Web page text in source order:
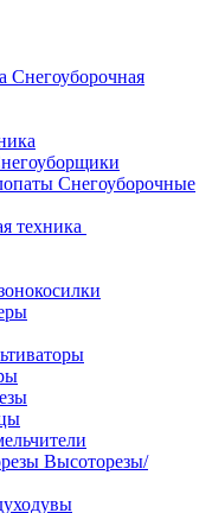
Снегоуборочная
Снегоуборочные
техника
Высоторезы/